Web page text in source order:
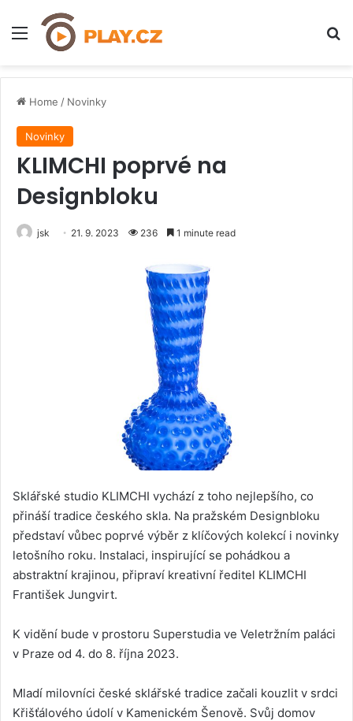
Menu
Home / Novinky
Novinky
KLIMCHI poprvé na
Designbloku
jsk 21. 9. 2023 236 1 minute read
Sklářské studio KLIMCHI vychází z toho nejlepšího, co
přináší tradice českého skla. Na pražském Designbloku
představí vůbec poprvé výběr z klíčových kolekcí i novinky
letošního roku. Instalaci, inspirující se pohádkou a
abstraktní krajinou, připraví kreativní ředitel KLIMCHI
František Jungvirt.
K vidění bude v prostoru Superstudia ve Veletržním paláci
v Praze od 4. do 8. října 2023.
Mladí milovníci české sklářské tradice začali kouzlit v srdci
Křišťálového údolí v Kamenickém Šenově. Svůj domov